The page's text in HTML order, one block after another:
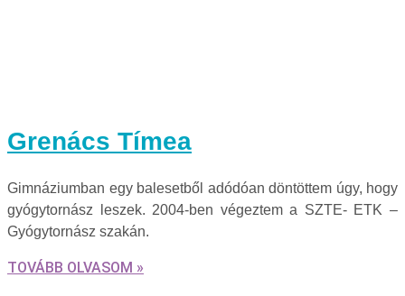
Grenács Tímea
Gimnáziumban egy balesetből adódóan döntöttem úgy, hogy
gyógytornász leszek. 2004-ben végeztem a SZTE- ETK –
Gyógytornász szakán.
TOVÁBB OLVASOM »